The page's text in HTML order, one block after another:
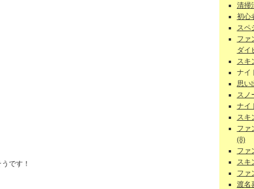
です！
清掃
初心
スペ
ファ
ダイ
スキ
ナイ
思い
スノ
ナイ
スキ
ファ
(8)
ファ
スキ
ファ
渡名